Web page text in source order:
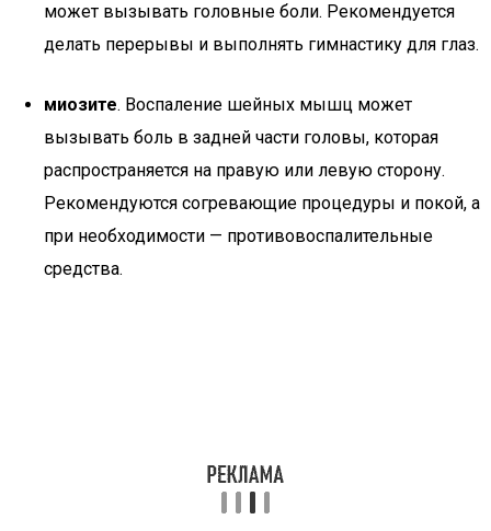
может вызывать головные боли. Рекомендуется
делать перерывы и выполнять гимнастику для глаз.
миозите. Воспаление шейных мышц может
вызывать боль в задней части головы, которая
распространяется на правую или левую сторону.
Рекомендуются согревающие процедуры и покой, а
при необходимости — противовоспалительные
средства.